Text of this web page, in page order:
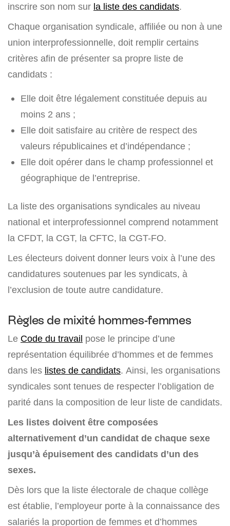
inscrire son nom sur la liste des candidats.
Chaque organisation syndicale, affiliée ou non à une
union interprofessionnelle, doit remplir certains
critères afin de présenter sa propre liste de
candidats :
Elle doit être légalement constituée depuis au
moins 2 ans ;
Elle doit satisfaire au critère de respect des
valeurs républicaines et d’indépendance ;
Elle doit opérer dans le champ professionnel et
géographique de l’entreprise.
La liste des organisations syndicales au niveau
national et interprofessionnel comprend notamment
la CFDT, la CGT, la CFTC, la CGT-FO.
Les électeurs doivent donner leurs voix à l’une des
candidatures soutenues par les syndicats, à
l’exclusion de toute autre candidature.
Règles de mixité hommes-femmes
Le Code du travail pose le principe d’une
représentation équilibrée d’hommes et de femmes
dans les listes de candidats. Ainsi, les organisations
syndicales sont tenues de respecter l’obligation de
parité dans la composition de leur liste de candidats.
Les listes doivent être composées
alternativement d’un candidat de chaque sexe
jusqu’à épuisement des candidats d’un des
sexes.
Dès lors que la liste électorale de chaque collège
est établie, l’employeur porte à la connaissance des
salariés la proportion de femmes et d’hommes